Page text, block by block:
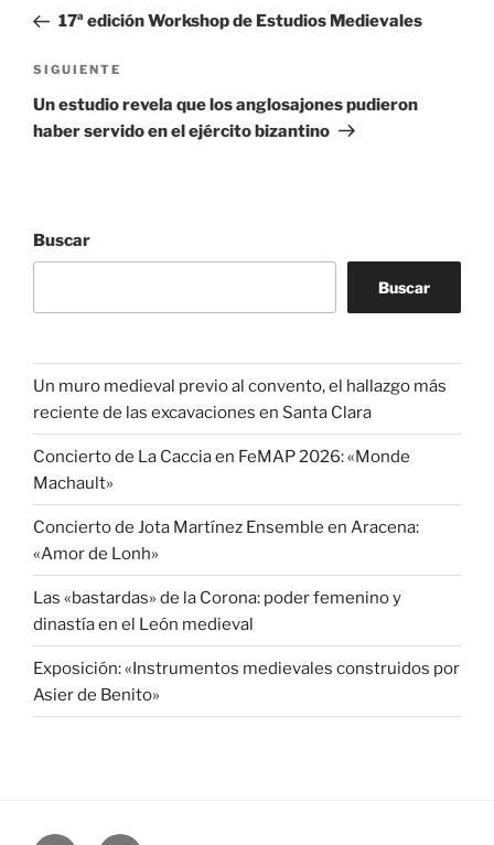
entradas
anterior:
17ª edición Workshop de Estudios Medievales
Siguiente
entrada
SIGUIENTE
Un estudio revela que los anglosajones pudieron
haber servido en el ejército bizantino
Buscar
Buscar
Un muro medieval previo al convento, el hallazgo más
reciente de las excavaciones en Santa Clara
Concierto de La Caccia en FeMAP 2026: «Monde
Machault»
Concierto de Jota Martínez Ensemble en Aracena:
«Amor de Lonh»
Las «bastardas» de la Corona: poder femenino y
dinastía en el León medieval
Exposición: «Instrumentos medievales construidos por
Asier de Benito»